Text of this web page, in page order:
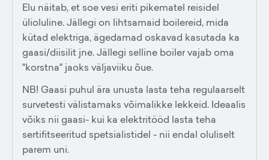
Elu näitab, et soe vesi eriti pikematel reisidel
ülioluline. Jällegi on lihtsamaid boilereid, mida
kütad elektriga, ägedamad oskavad kasutada ka
gaasi/diisilit jne. Jällegi selline boiler vajab oma
"korstna" jaoks väljaviiku õue.
NB! Gaasi puhul ära unusta lasta teha regulaarselt
survetesti välistamaks võimalikke lekkeid. Ideaalis
võiks nii gaasi- kui ka elektritööd lasta teha
sertifitseeritud spetsialistidel - nii endal oluliselt
parem uni.